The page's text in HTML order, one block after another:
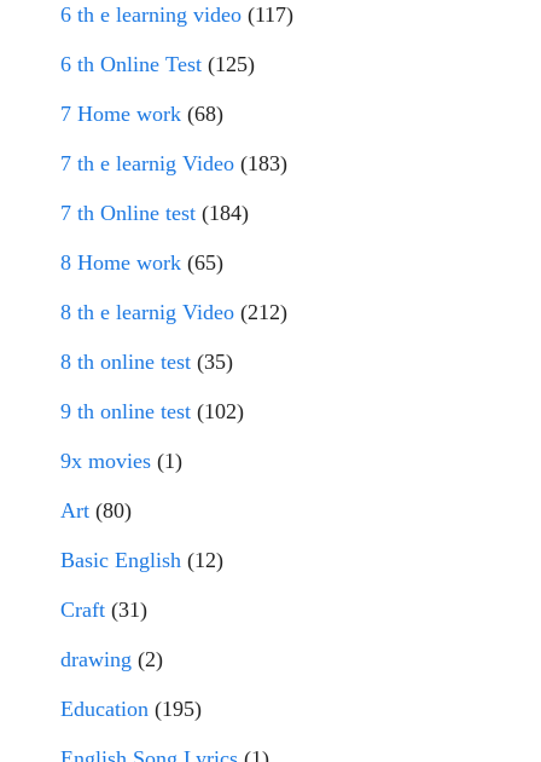
6 th e learning video (117)
6 th Online Test (125)
7 Home work (68)
7 th e learnig Video (183)
7 th Online test (184)
8 Home work (65)
8 th e learnig Video (212)
8 th online test (35)
9 th online test (102)
9x movies (1)
Art (80)
Basic English (12)
Craft (31)
drawing (2)
Education (195)